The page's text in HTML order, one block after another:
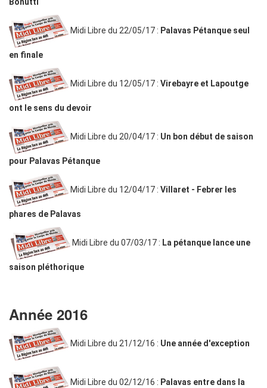
Midi Libre du 22/05/17 : Palavas Pétanque seul
en finale
Midi Libre du 12/05/17 : Virebayre et Lapoutge
ont le sens du devoir
Midi Libre du 20/04/17 : Un bon début de saison
pour Palavas Pétanque
Midi Libre du 12/04/17 : Villaret - Febrer les
phares de Palavas
Midi Libre du 07/03/17 : La pétanque lance une
saison pléthorique
Année 2016
Midi Libre du 21/12/16 : Une année d'exception
Midi Libre du 02/12/16 : Palavas entre dans la